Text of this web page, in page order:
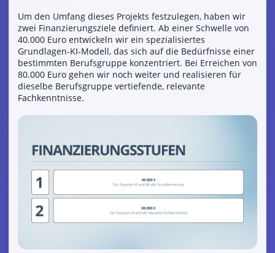
Um den Umfang dieses Projekts festzulegen, haben wir
zwei Finanzierungsziele definiert. Ab einer Schwelle von
40.000 Euro entwickeln wir ein spezialisiertes
Grundlagen-KI-Modell, das sich auf die Bedürfnisse einer
bestimmten Berufsgruppe konzentriert. Bei Erreichen von
80.000 Euro gehen wir noch weiter und realisieren für
dieselbe Berufsgruppe vertiefende, relevante
Fachkenntnisse.